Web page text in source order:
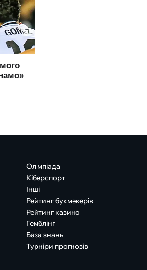
Олімпіада
Кіберспорт
Інші
Рейтинг букмекерів
Рейтинг казино
Гемблінг
База знань
Турніри прогнозів